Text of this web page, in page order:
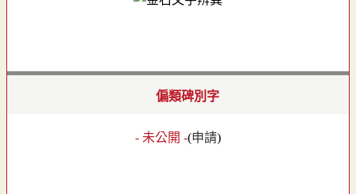
偏類碑別字
- 未公開 -(申請)